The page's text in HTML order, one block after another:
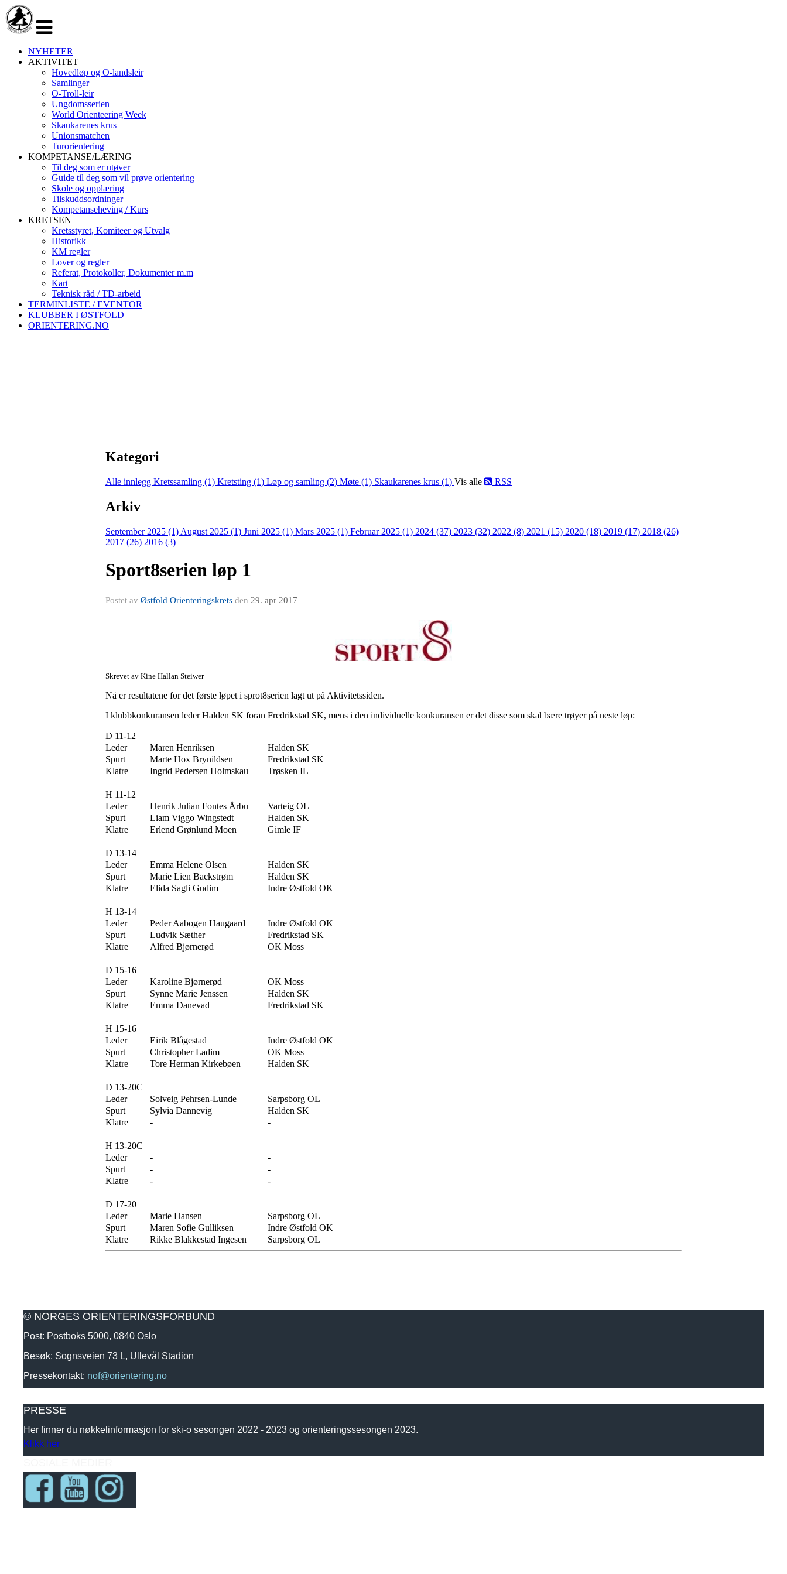
navigasjon
NYHETER
AKTIVITET
Hovedløp og O-landsleir
Samlinger
O-Troll-leir
Ungdomsserien
World Orienteering Week
Skaukarenes krus
Unionsmatchen
Turorientering
KOMPETANSE/LÆRING
Til deg som er utøver
Guide til deg som vil prøve orientering
Skole og opplæring
Tilskuddsordninger
Kompetanseheving / Kurs
KRETSEN
Kretsstyret, Komiteer og Utvalg
Historikk
KM regler
Lover og regler
Referat, Protokoller, Dokumenter m.m
Kart
Teknisk råd / TD-arbeid
TERMINLISTE / EVENTOR
KLUBBER I ØSTFOLD
ORIENTERING.NO
Kategori
Alle innlegg Kretssamling (1) Kretsting (1) Løp og samling (2) Møte (1) Skaukarenes krus (1) Vis alle RSS
Arkiv
September 2025 (1) August 2025 (1) Juni 2025 (1) Mars 2025 (1) Februar 2025 (1) 2024 (37) 2023 (32) 2022 (8) 2021 (15) 2020 (18) 2019 (17) 2018 (26)
2017 (26) 2016 (3)
Sport8serien løp 1
Postet av Østfold Orienteringskrets den 29. apr 2017
Skrevet av Kine Hallan Steiwer
Nå er resultatene for det første løpet i sprot8serien lagt ut på Aktivitetssiden.
I klubbkonkuransen leder Halden SK foran Fredrikstad SK, mens i den individuelle konkuransen er det disse som skal bære trøyer på neste løp:
D 11-12
Leder
Maren Henriksen
Halden SK
Spurt
Marte Hox Brynildsen
Fredrikstad SK
Klatre
Ingrid Pedersen Holmskau Trøsken IL
H 11-12
Leder
Henrik Julian Fontes Årbu
Varteig OL
Spurt
Liam Viggo Wingstedt
Halden SK
Klatre
Erlend Grønlund Moen Gimle IF
D 13-14
Leder
Emma Helene Olsen
Halden SK
Spurt
Marie Lien Backstrøm
Halden SK
Klatre
Elida Sagli Gudim Indre Østfold OK
H 13-14
Leder
Peder Aabogen Haugaard
Indre Østfold OK
Spurt
Ludvik Sæther
Fredrikstad SK
Klatre
Alfred Bjørnerød OK Moss
D 15-16
Leder
Karoline Bjørnerød
OK Moss
Spurt
Synne Marie Jenssen
Halden SK
Klatre
Emma Danevad Fredrikstad SK
H 15-16
Leder
Eirik Blågestad
Indre Østfold OK
Spurt
Christopher Ladim
OK Moss
Klatre
Tore Herman Kirkebøen Halden SK
D 13-20C
Leder
Solveig Pehrsen-Lunde
Sarpsborg OL
Spurt
Sylvia Dannevig
Halden SK
Klatre
- -
H 13-20C
Leder
-
-
Spurt
-
-
Klatre
- -
D 17-20
Leder
Marie Hansen
Sarpsborg OL
Spurt
Maren Sofie Gulliksen
Indre Østfold OK
Klatre
Rikke Blakkestad Ingesen Sarpsborg OL
© NORGES ORIENTERINGSFORBUND
Post: Postboks 5000, 0840 Oslo
Besøk: Sognsveien 73 L, Ullevål Stadion
Pressekontakt: nof@orientering.no
PRESSE
Her finner du nøkkelinformasjon for ski-o sesongen 2022 - 2023 og orienteringssesongen 2023.
Klikk her